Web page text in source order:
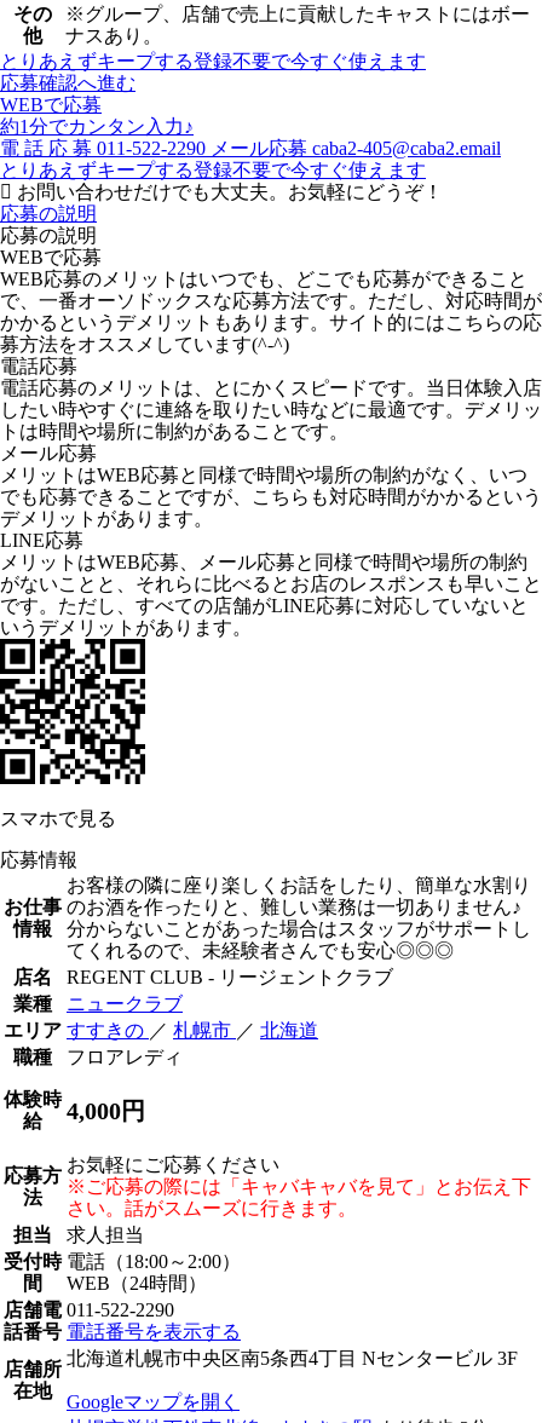
その
他
※グループ、店舗で売上に貢献したキャストにはボー
ナスあり。
とりあえずキープする登録不要で今すぐ使えます
応募確認へ進む
WEBで応募
約1分でカンタン入力♪
電 話 応 募 011-522-2290 メール応募 caba2-405@caba2.email
とりあえずキープする登録不要で今すぐ使えます
お問い合わせだけでも大丈夫。お気軽にどうぞ！
応募の説明
応募の説明
WEBで応募
WEB応募のメリットはいつでも、どこでも応募ができること
で、一番オーソドックスな応募方法です。ただし、対応時間が
かかるというデメリットもあります。サイト的にはこちらの応
募方法をオススメしています(^-^)
電話応募
電話応募のメリットは、とにかくスピードです。当日体験入店
したい時やすぐに連絡を取りたい時などに最適です。デメリッ
トは時間や場所に制約があることです。
メール応募
メリットはWEB応募と同様で時間や場所の制約がなく、いつ
でも応募できることですが、こちらも対応時間がかかるという
デメリットがあります。
LINE応募
メリットはWEB応募、メール応募と同様で時間や場所の制約
がないことと、それらに比べるとお店のレスポンスも早いこと
です。ただし、すべての店舗がLINE応募に対応していないと
いうデメリットがあります。
スマホで見る
応募情報
お仕事
情報
お客様の隣に座り楽しくお話をしたり、簡単な水割り
のお酒を作ったりと、難しい業務は一切ありません♪
分からないことがあった場合はスタッフがサポートし
てくれるので、未経験者さんでも安心◎◎◎
店名
REGENT CLUB - リージェントクラブ
業種
ニュークラブ
エリア すすきの ／ 札幌市 ／ 北海道
職種
フロアレディ
体験時
給
4,000円
応募方
法
お気軽にご応募ください
※ご応募の際には「キャバキャバを見て」とお伝え下
さい。話がスムーズに行きます。
担当
求人担当
受付時
間
電話（18:00～2:00）
WEB（24時間）
店舗電
話番号
011-522-2290
電話番号を表示する
店舗所
在地
北海道札幌市中央区南5条西4丁目 Nセンタービル 3F
Googleマップを開く